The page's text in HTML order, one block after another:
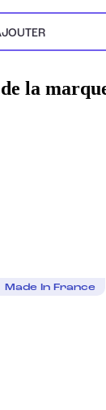
la
Made In France